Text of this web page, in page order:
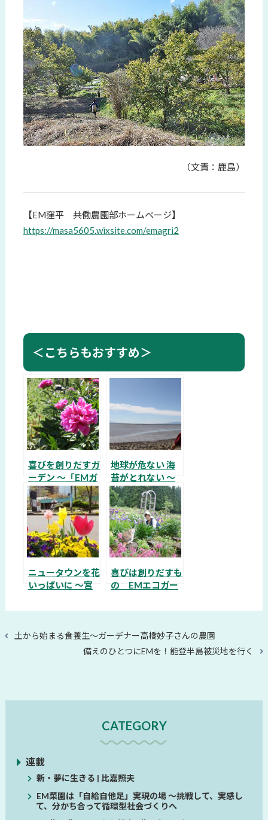
（文責：鹿島）
【EM窪平 共働農園部ホームページ】
https://masa5605.wixsite.com/emagri2
＜こちらもおすすめ＞
喜びを創りだすガ
ーデン ～「EMガ
ーデン 花＊花」
遠藤かつゑさん
地球が危ない 海
苔がとれない ～
福岡県柳川市 堤
元一さん・キミ子
さん
ニュータウンを花
いっぱいに ～宮
かずえさん
喜びは創りだすも
の EMエコガー
山形県長井市 遠
過
土から始まる食養生～ガーデナー高橋妙子さんの農園
次
備えのひとつにEMを！能登半島被災地を行く
CATEGORY
連載
新・夢に生きる | 比嘉照夫
EM菜園は「自給自他足」実現の場 ～挑戦して、実感し
て、分かち合って循環型社会づくりへ